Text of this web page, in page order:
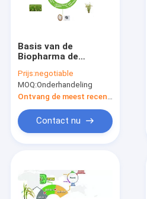
Basis van de
Biopharma de
Eiwitdienst op de
Uitdrukkingsplatform
van Rijstcellen
Prijs:negotiable
MOQ:Onderhandeling
Contact nu